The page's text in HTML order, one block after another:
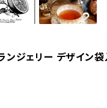
ンジェリー デザイン袋